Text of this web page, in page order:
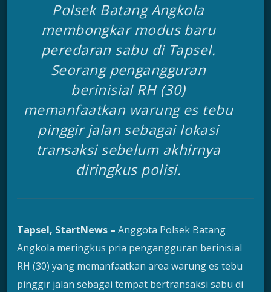
Polsek Batang Angkola
membongkar modus baru
peredaran sabu di Tapsel.
Seorang pengangguran
berinisial RH (30)
memanfaatkan warung es tebu
pinggir jalan sebagai lokasi
transaksi sebelum akhirnya
diringkus polisi.
Tapsel, StartNews – Anggota Polsek Batang
Angkola meringkus pria pengangguran berinisial
RH (30) yang memanfaatkan area warung es tebu
pinggir jalan sebagai tempat bertransaksi sabu di